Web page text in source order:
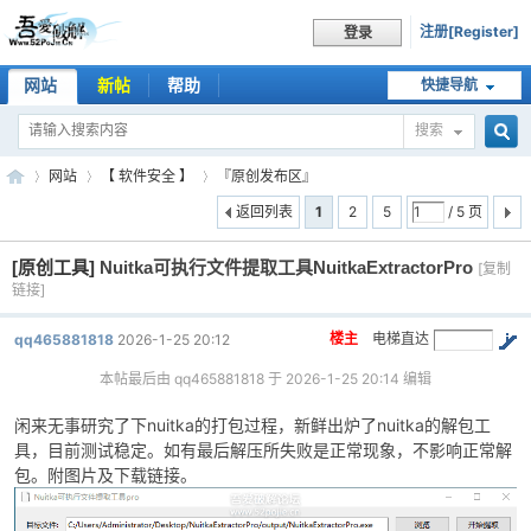
登录 注册[Register]
快捷导航
网站 新帖 帮助
搜索
索
吾 »
网站
›
【 软件安全 】
›
『原创发布区』
1
2 5 / 5 页
返回列表
[原创工具] Nuitka可执行文件提取工具NuitkaExtractorPro [复制
链接]
电梯直达
楼主
qq465881818 2026-1-25 20:12
本帖最后由 qq465881818 于 2026-1-25 20:14 编辑
闲来无事研究了下nuitka的打包过程，新鲜出炉了nuitka的解包工
具，目前测试稳定。如有最后解压所失败是正常现象，不影响正常解
包。附图片及下载链接。